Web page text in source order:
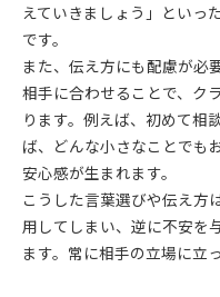
えていきましょう」といっ
です。
また、伝え方にも配慮が必
相手に合わせることで、ク
ります。例えば、初めて相
ば、どんな小さなことでも
安心感が生まれます。
こうした言葉選びや伝え方
用してしまい、逆に不安を
ます。常に相手の立場に立